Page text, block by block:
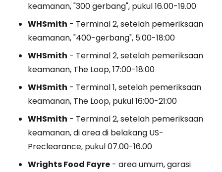
keamanan, "300 gerbang", pukul 16.00-19.00
WHSmith - Terminal 2, setelah pemeriksaan
keamanan, "400-gerbang", 5:00-18:00
WHSmith - Terminal 2, setelah pemeriksaan
keamanan, The Loop, 17:00-18:00
WHSmith - Terminal 1, setelah pemeriksaan
keamanan, The Loop, pukul 16:00-21:00
WHSmith - Terminal 2, setelah pemeriksaan
keamanan, di area di belakang US-
Preclearance, pukul 07.00-16.00
Wrights Food Fayre - area umum, garasi